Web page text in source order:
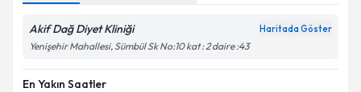
Akif Dağ Diyet Kliniği Haritada Göster
Yenişehir Mahallesi, Sümbül Sk No:10 kat : 2 daire :43
En Yakın Saatler